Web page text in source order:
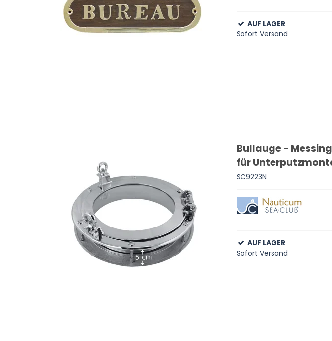
AUF LAGER
Sofort Versand
Bullauge -
für
SC9223N
AUF LAGER
Sofort Versand